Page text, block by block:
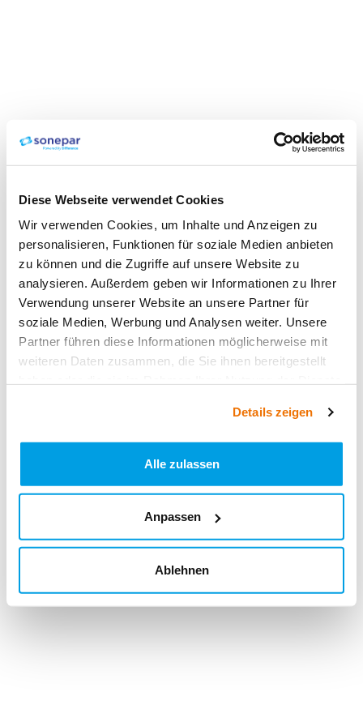
Diese Webseite verwendet Cookies
Wir verwenden Cookies, um Inhalte und Anzeigen zu
personalisieren, Funktionen für soziale Medien anbieten
zu können und die Zugriffe auf unsere Website zu
analysieren. Außerdem geben wir Informationen zu Ihrer
Verwendung unserer Website an unsere Partner für
soziale Medien, Werbung und Analysen weiter. Unsere
Partner führen diese Informationen möglicherweise mit
weiteren Daten zusammen, die Sie ihnen bereitgestellt
Details zeigen
Alle zulassen
Anpassen
Ablehnen